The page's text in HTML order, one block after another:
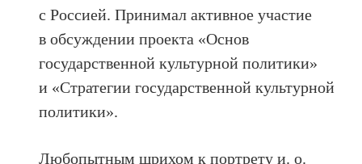
с Россией. Принимал активное участие
в обсуждении проекта «Основ
государственной культурной политики»
и «Стратегии государственной культурной
политики».
Любопытным шрихом к портрету и. о.